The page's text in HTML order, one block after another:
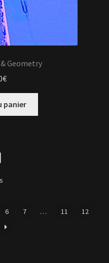
Geometry
€
panier
Trié
récent
au
6 7 … 11
12